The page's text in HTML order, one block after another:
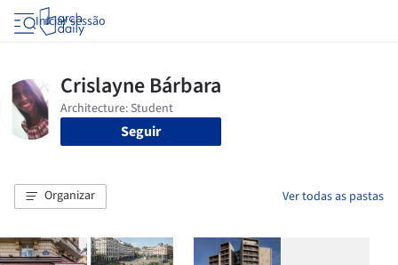
Iniciar sessão
Seguir
Organizar Ver todas as pastas